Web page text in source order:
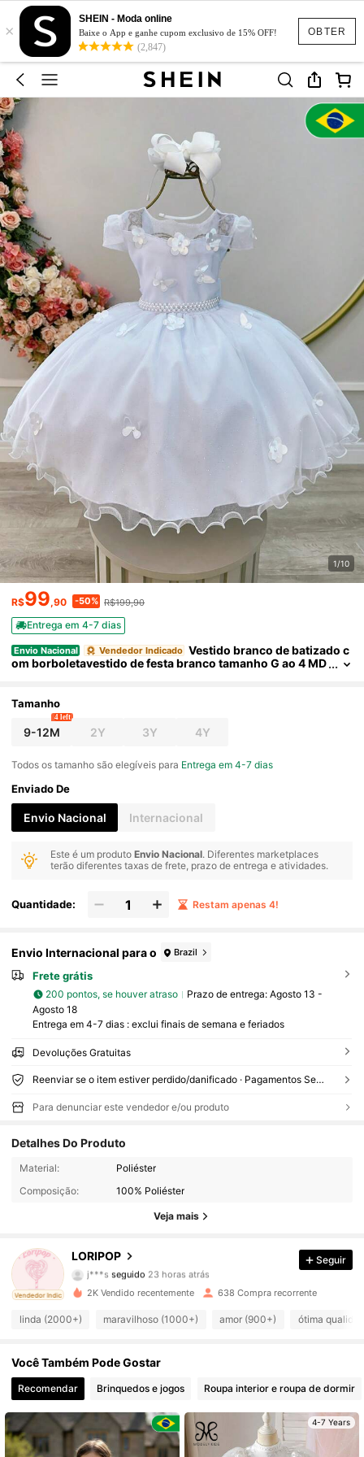
OBTER
×
SHEIN - Moda online
Baixe o App e ganhe cupom exclusivo de 15% OFF!
(2,847)
1/10
R$99,90 -50% R$199,90
Entrega em 4-7 dias
Envio Nacional Vendedor Indicado Vestido branco de batizado c
om borboletavestido de festa branco tamanho G ao 4 MD
Tamanho
9-12M
4 left
2Y 3Y 4Y
Todos os tamanho são elegíveis para Entrega em 4-7 dias
Enviado De
Envio Nacional Internacional
Este é um produtoEnvio Nacional. Diferentes marketplaces
terão diferentes taxas de frete, prazo de entrega e atividades.
Quantidade: Restam apenas 4!
Envio Internacional para o Brazil
Frete grátis
200 pontos, se houver atraso Prazo de entrega: Agosto 13 -
Agosto 18
Entrega em 4-7 dias : exclui finais de semana e feriados
Devoluções Gratuitas
Reenviar se o item estiver perdido/danificado · Pagamentos Seguros · Proteção de privacidade
Para denunciar este vendedor e/ou produto
Detalhes Do Produto
Material:
Poliéster
Composição:
100% Poliéster
Veja mais
Vendedor Indicado
LORIPOP
6.3K Seguidores
4,90 6.3K Seguidores
4,90 6.3K Seguidores
6.3K Seguidores
Seguir
2K Vendido recentemente 638 Compra recorrente
linda (2000+) maravilhoso (1000+) amor (900+) ótima
Você Também Pode Gostar
Recomendar Brinquedos e jogos Roupa interior e roupa de dormir
4-7 Years